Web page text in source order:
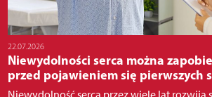
22.07.2026
Niewydolności serca można
przed pojawieniem się pierwszych